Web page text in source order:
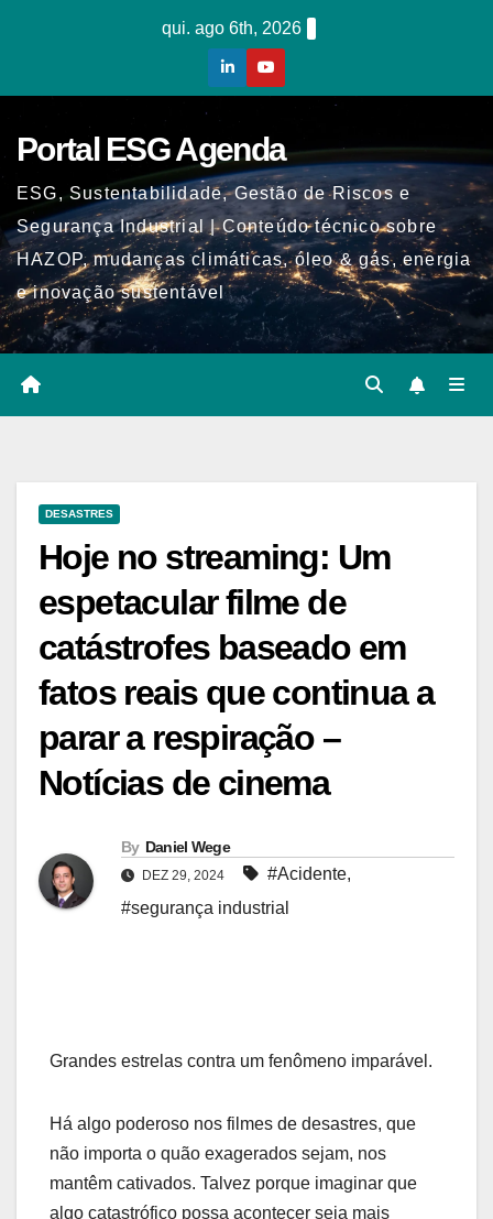
qui. ago 6th, 2026
Portal ESG Agenda
ESG, Sustentabilidade, Gestão de Riscos e
Segurança Industrial | Conteúdo técnico sobre
HAZOP, mudanças climáticas, óleo & gás, energia
e inovação sustentável
DESASTRES
Hoje no streaming: Um
espetacular filme de
catástrofes baseado em
fatos reais que continua a
parar a respiração –
Notícias de cinema
By Daniel Wege
DEZ 29, 2024 #Acidente,
#segurança industrial
Grandes estrelas contra um fenômeno imparável.
Há algo poderoso nos filmes de desastres, que
não importa o quão exagerados sejam, nos
mantêm cativados. Talvez porque imaginar que
algo catastrófico possa acontecer seja mais